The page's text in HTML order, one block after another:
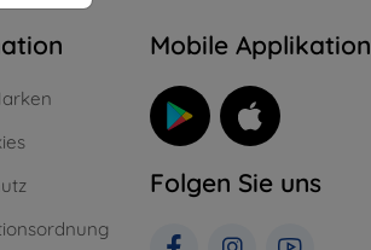
Mobile Applikation
Folgen Sie uns